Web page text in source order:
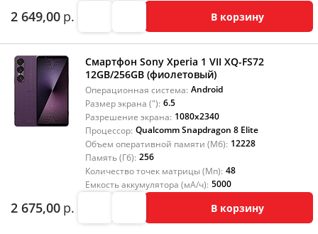
2 649,00 р. В корзину
Смартфон Sony Xperia 1 VII XQ-FS72
12GB/256GB (фиолетовый)
Операционная система: Android
Размер экрана ("): 6.5
Разрешение экрана: 1080x2340
Процессор: Qualcomm Snapdragon 8 Elite
Объем оперативной памяти (Мб): 12228
Память (Гб): 256
Количество точек матрицы (Мп): 48
Емкость аккумулятора (мА/ч): 5000
2 675,00 р. В корзину